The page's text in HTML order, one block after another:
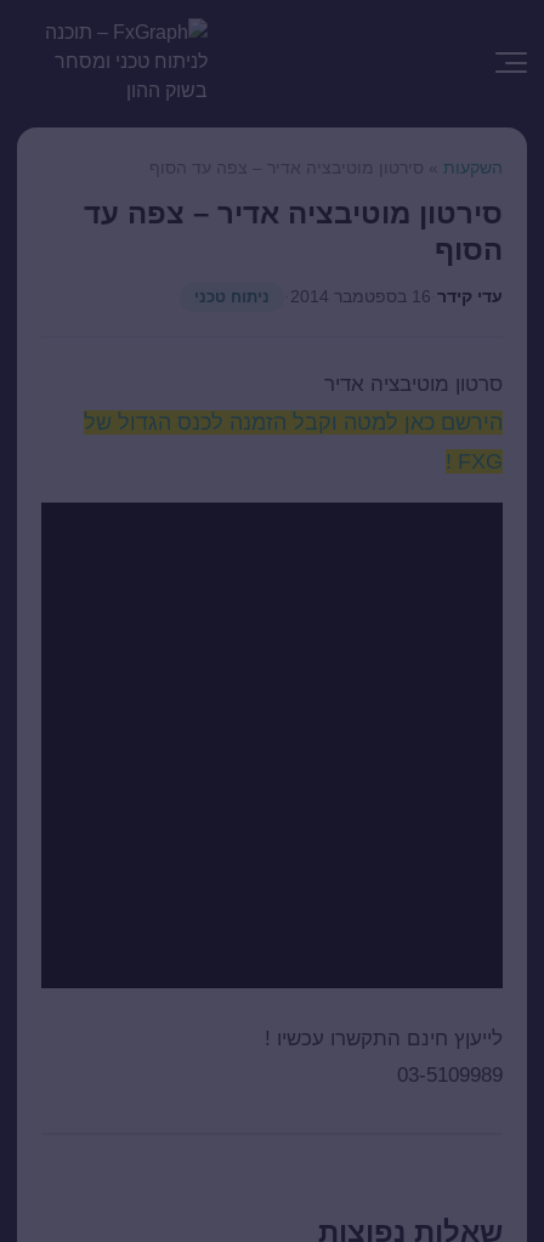
השקעות » סירטון מוטיבציה אדיר – צפה עד הסוף
סירטון מוטיבציה אדיר – צפה עד
הסוף
עדי קידר 16 בספטמבר 2014 ניתוח טכני
סרטון מוטיבציה אדיר
הירשם כאן למטה וקבל הזמנה לכנס הגדול של
FXG !
לייעןץ חינם התקשרו עכשיו !
03-5109989
שאלות נפוצות